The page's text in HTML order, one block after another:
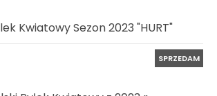
Kwiatowy Sezon 2023 "HURT"
SPRZEDAM